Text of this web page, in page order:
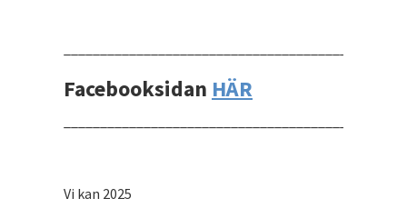
Facebooksidan HÄR
Vi kan 2025